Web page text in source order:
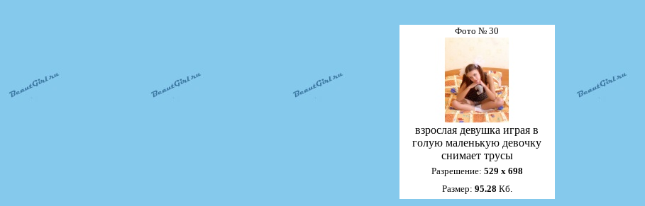
Фото № 30
взрослая девушка играя в
голую маленькую девочку
снимает трусы
Разрешение: 529 х 698
Размер: 95.28 Кб.